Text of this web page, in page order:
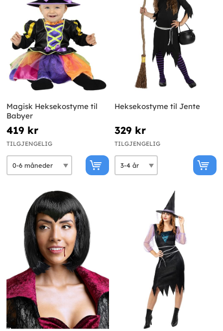
Magisk Heksekostyme til
Babyer
419 kr
TILGJENGELIG
Heksekostyme til Jente
329 kr
TILGJENGELIG